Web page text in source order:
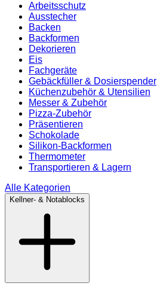
Arbeitsschutz
Ausstecher
Backen
Backformen
Dekorieren
Eis
Fachgeräte
Gebäckfüller & Dosierspender
Küchenzubehör & Utensilien
Messer & Zubehör
Pizza-Zubehör
Präsentieren
Schokolade
Silikon-Backformen
Thermometer
Transportieren & Lagern
Alle Kategorien
Kellner- & Notablocks